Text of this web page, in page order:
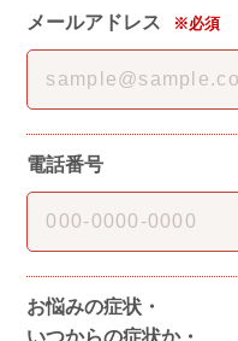
メールアドレス ※必須
電話番号
お悩みの症状・
いつからの症状か・